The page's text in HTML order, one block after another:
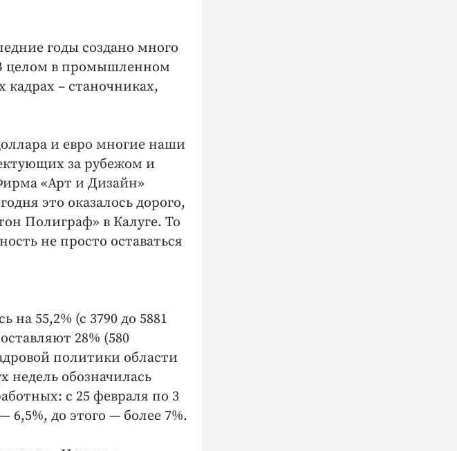
годы создано много
целом в промышленном
– станочниках,
и евро многие наши
за рубежом и
«Арт и Дизайн»
это оказалось дорого,
Полиграф» в Калуге. То
не просто оставаться
на 55,2% (с 3790 до 5881
28% (580
политики области
недель обозначилась
с 25 февраля по 3
6,5%, до этого — более 7%.